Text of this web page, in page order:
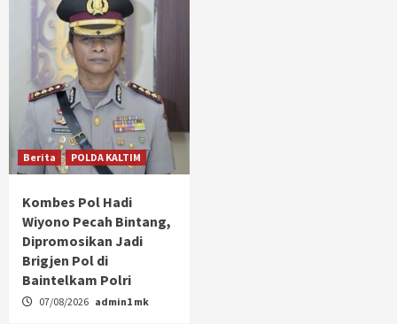
Berita POLDA KALTIM
Kombes Pol Hadi
Wiyono Pecah Bintang,
Dipromosikan Jadi
Brigjen Pol di
Baintelkam Polri
07/08/2026 admin1 mk